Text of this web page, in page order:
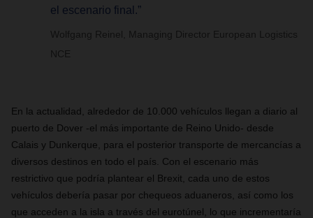
el escenario final.”
Wolfgang Reinel, Managing Director European Logistics
NCE
En la actualidad, alrededor de 10.000 vehículos llegan a diario al
puerto de Dover -el más importante de Reino Unido- desde
Calais y Dunkerque, para el posterior transporte de mercancías a
diversos destinos en todo el país. Con el escenario más
restrictivo que podría plantear el Brexit, cada uno de estos
vehículos debería pasar por chequeos aduaneros, así como los
que acceden a la isla a través del eurotúnel, lo que incrementaría